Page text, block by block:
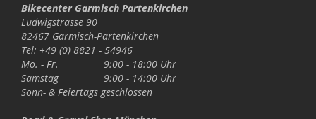
Bikecenter Garmisch Partenkirchen
Ludwigstrasse 90
82467 Garmisch-Partenkirchen
Tel: +49 (0) 8821 - 54946
Mo. - Fr.
9:00 - 18:00 Uhr
Samstag
9:00 - 14:00 Uhr
Sonn- & Feiertags geschlossen